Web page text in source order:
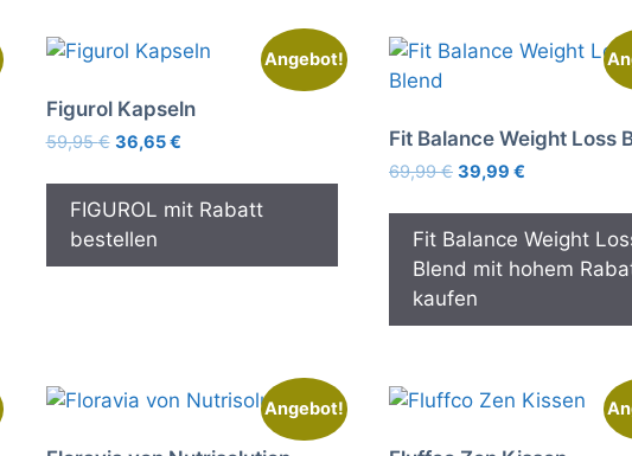
Angebot!
Figurol Kapseln
59,95€ Ursprünglicher
war:
59,95 €
36,65€Aktueller
ist:
36,65 €.
FIGUROL mit Rabatt
bestellen
Fit Balance Weight Loss
69,99€ Ursprünglicher
war:
69,99 €
39,99 €
ist:
39,99 €.
Fit Balance Weight
Blend mit hohem
kaufen
Angebot!